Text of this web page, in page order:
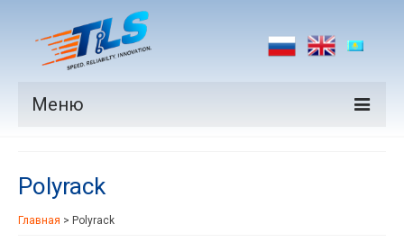
Меню
Производители
Рынки
Polyrack
Главная > Polyrack